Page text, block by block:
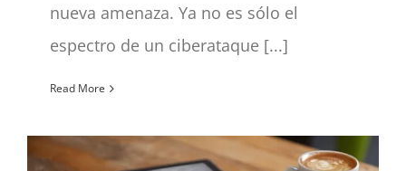
nueva amenaza. Ya no es sólo el
espectro de un ciberataque [...]
Read More